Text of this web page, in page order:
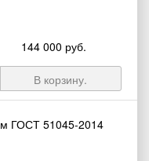
144 000 руб.
В корзину.
ГОСТ 51045-2014